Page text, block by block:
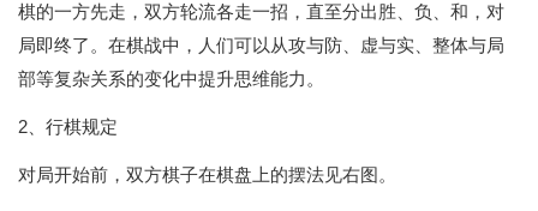
棋的一方先走，双方轮流各走一招，直至分出胜、负、和，对
局即终了。在棋战中，人们可以从攻与防、虚与实、整体与局
部等复杂关系的变化中提升思维能力。
2、行棋规定
对局开始前，双方棋子在棋盘上的摆法见右图。